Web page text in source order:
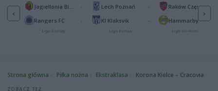
‹
1
0 Rangers FC
Liga Europy
Lech Poznań
KI Klaksvik
Liga Europy
Raków Częstochowa
Hammarby IF
Liga Konferencji
›
Strona główna Piłka nożna Ekstraklasa Korona Kielce – Cracovia
ZOBACZ TEŻ